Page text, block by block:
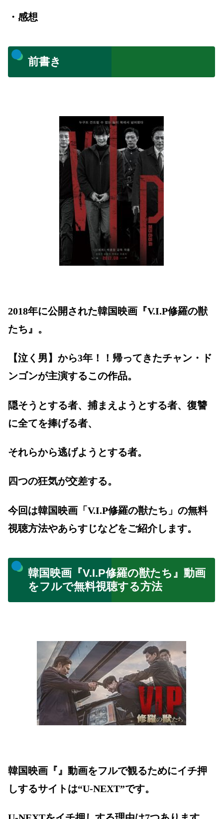
・感想
前書き
2018年に公開された韓国映画『V.I.P修羅の獣
たち』。
【泣く男】から3年！！帰ってきたチャン・ド
ンゴンが主演するこの作品。
隠そうとする者、捕まえようとする者、復讐
に全てを捧げる者、
それらから逃げようとする者。
四つの狂気が交差する。
今回は韓国映画「V.I.P修羅の獣たち」の無料
視聴方法やあらすじなどをご紹介します。
韓国映画『V.I.P修羅の獣たち』動画
をフルで無料視聴する方法
韓国映画『』動画をフルで観るためにイチ押
しするサイトは“U-NEXT”です。